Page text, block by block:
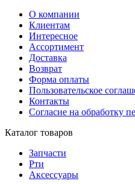
О компании
Клиентам
Интересное
Ассортимент
Доставка
Возврат
Форма оплаты
Пользовательское
Контакты
Согласие на обработку
Каталог товаров
Запчасти
Рти
Аксессуары